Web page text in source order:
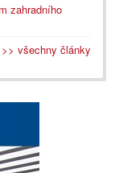
zahradního
>> všechny články